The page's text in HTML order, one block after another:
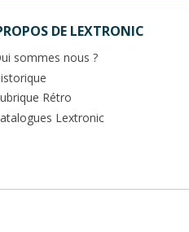
DE LEXTRONIC
sommes nous ?
Rétro
Lextronic